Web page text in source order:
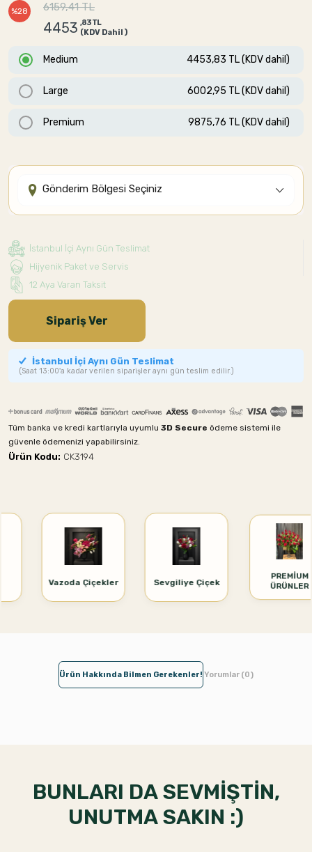
%28 6159,41 TL
4453 ,83 TL
(KDV Dahil)
Medium 4453,83 TL (KDV dahil)
Large 6002,95 TL (KDV dahil)
Premium 9875,76 TL (KDV dahil)
Gönderim Bölgesi Seçiniz
İstanbul İçi Aynı Gün Teslimat
Hijyenik Paket ve Servis
12 Aya Varan Taksit
Sipariş Ver
İstanbul İçi Aynı Gün Teslimat
(Saat 13:00'a kadar verilen siparişler aynı gün teslim edilir.)
Tüm banka ve kredi kartlarıyla uyumlu 3D Secure ödeme sistemi ile
güvenle ödemenizi yapabilirsiniz.
Ürün Kodu: CK3194
Vazoda Çiçekler Sevgiliye Çiçek
PREMİUM
ÜRÜNLER
Ürün Hakkında Bilmen Gerekenler! Yorumlar (0)
BUNLARI DA SEVMİŞTİN,
UNUTMA SAKIN :)